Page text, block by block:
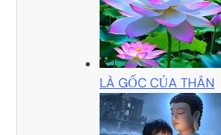
LÀ GỐC CỦA THÂN